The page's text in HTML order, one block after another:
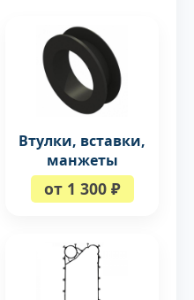
Втулки, вставки,
манжеты
от 1 300 ₽